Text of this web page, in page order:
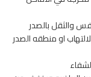
والثقل بالصدر
او منطقه الصدر